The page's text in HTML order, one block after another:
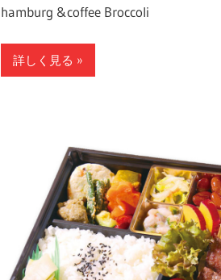
hamburg &coffee Broccoli
詳しく見る